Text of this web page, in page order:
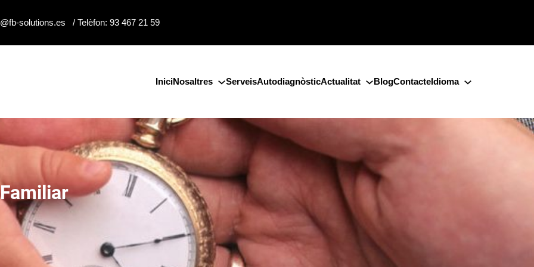
solutions.es / Telèfon: 93 467 21 59
IniciNosaltres ServeisAutodiagnòsticActualitat BlogContacteIdioma